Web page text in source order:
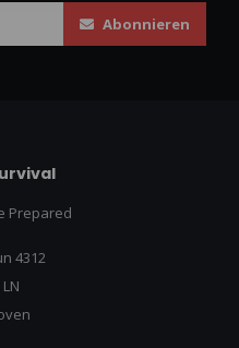
Abonnieren
Prepared
4312